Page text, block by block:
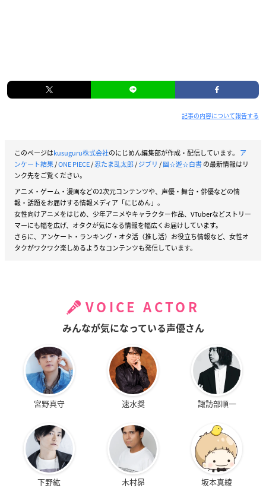
記事の内容について報告する
このページはkusuguru株式会社のにじめん編集部が作成・配信しています。 ア
ンケート結果/ONE PIECE/忍たま乱太郎/ジブリ /幽☆遊☆白書の最新情報はリ
ンク先をご覧ください。
アニメ・ゲーム・漫画などの2次元コンテンツや、声優・舞台・俳優などの情
報・話題をお届けする情報メディア「にじめん」。
女性向けアニメをはじめ、少年アニメやキャラクター作品、VTuberなどストリー
マーにも幅を広げ、オタクが気になる情報を幅広くお届けしています。
さらに、アンケート・ランキング・オタ活（推し活）お役立ち情報など、女性オ
タクがワクワク楽しめるようなコンテンツも発信しています。
VOICE ACTOR
みんなが気になっている声優さん
宮野真守 速水奨 諏訪部順一
下野紘 木村昴 坂本真綾